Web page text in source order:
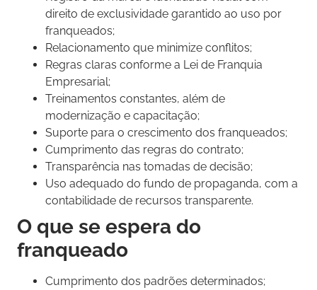
direito de exclusividade garantido ao uso por
franqueados;
Relacionamento que minimize conflitos;
Regras claras conforme a Lei de Franquia
Empresarial;
Treinamentos constantes, além de
modernização e capacitação;
Suporte para o crescimento dos franqueados;
Cumprimento das regras do contrato;
Transparência nas tomadas de decisão;
Uso adequado do fundo de propaganda, com a
contabilidade de recursos transparente.
O que se espera do
franqueado
Cumprimento dos padrões determinados;